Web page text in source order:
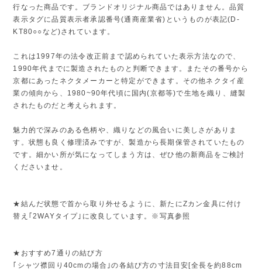
行なった商品です。ブランドオリジナル商品ではありません。品質
表示タグに品質表示者承認番号(通商産業省)というものが表記(D-
KT80○○など)されています。
これは1997年の法令改正前まで認められていた表示方法なので、
1990年代までに製造されたものと判断できます。またその番号から
京都にあったネクタメーカーと特定ができます。その他ネクタイ産
業の傾向から、1980~90年代頃に国内(京都等)で生地を織り、縫製
されたものだと考えられます。
魅力的で深みのある色柄や、織りなどの風合いに美しさがありま
す。状態も良く修理済みですが、製造から長期保管されていたもの
です。細かい所が気になってしまう方は、ぜひ他の新商品をご検討
くださいませ。
★結んだ状態で首から取り外せるように、新たにZカン金具に付け
替え｢2WAYタイプ｣に改良しています。※写真参照
★おすすめ7通りの結び方
｢シャツ襟回り40cmの場合｣の各結び方の寸法目安[全長を約88cm